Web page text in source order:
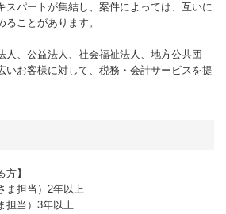
スパートが集結し、案件によっては、互いに
ことがあります。
人、公益法人、社会福祉法人、地方公共団
いお客様に対して、税務・会計サービスを提
方】
ま担当）2年以上
担当）3年以上